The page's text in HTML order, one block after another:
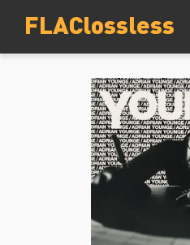
FLAClossless
Авторизация
Запомнить